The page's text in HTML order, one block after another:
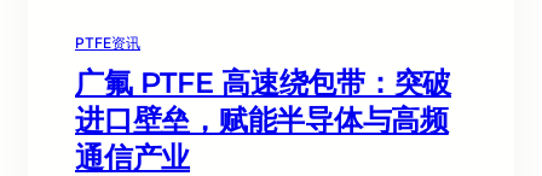
PTFE资讯
广氟 PTFE 高速绕包带：突破
进口壁垒，赋能半导体与高频
通信产业